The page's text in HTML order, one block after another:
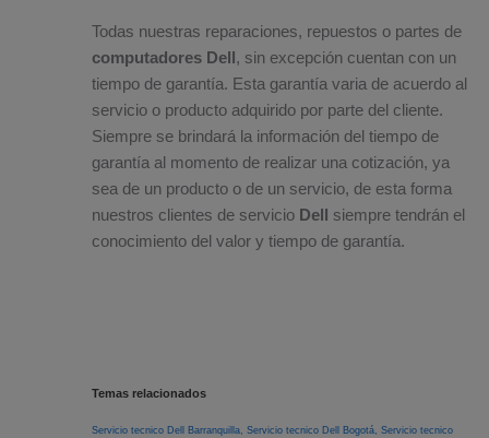
Todas nuestras reparaciones, repuestos o partes de
computadores Dell, sin excepción cuentan con un
tiempo de garantía. Esta garantía varia de acuerdo al
servicio o producto adquirido por parte del cliente.
Siempre se brindará la información del tiempo de
garantía al momento de realizar una cotización, ya
sea de un producto o de un servicio, de esta forma
nuestros clientes de servicio Dell siempre tendrán el
conocimiento del valor y tiempo de garantía.
Temas relacionados
Servicio tecnico Dell Barranquilla, Servicio tecnico Dell Bogotá, Servicio tecnico